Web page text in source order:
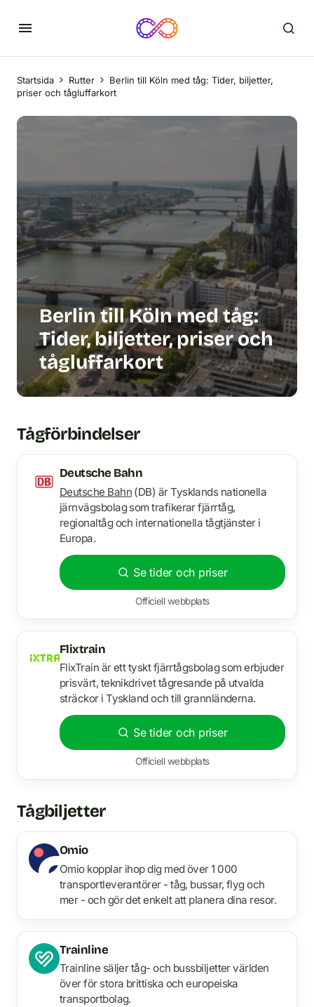
Startsida Rutter
Berlin till Köln med tåg: Tider, biljetter,
priser och tågluffarkort
Berlin till Köln med tåg:
Tider, biljetter, priser och
tågluffarkort
Tågförbindelser
Deutsche Bahn
Deutsche Bahn(DB) är Tysklands nationella
järnvägsbolag som trafikerar fjärrtåg,
regionaltåg och internationella tågtjänster i
Europa.
Se tider och priser
Officiell webbplats
Flixtrain
FlixTrain är ett tyskt fjärrtågsbolag som erbjuder
prisvärt, teknikdrivet tågresande på utvalda
sträckor i Tyskland och till grannländerna.
Se tider och priser
Officiell webbplats
Tågbiljetter
Omio
Omio kopplar ihop dig med över 1 000
transportleverantörer - tåg, bussar, flyg och
mer - och gör det enkelt att planera dina resor.
Trainline
Trainline säljer tåg- och bussbiljetter världen
över för stora brittiska och europeiska
transportbolag.